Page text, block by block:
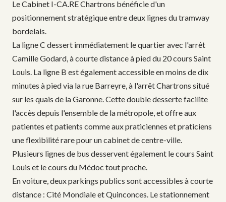
Le Cabinet I-CA.RE Chartrons bénéficie d'un
positionnement stratégique entre deux lignes du tramway
bordelais.
La ligne C dessert immédiatement le quartier avec l'arrêt
Camille Godard, à courte distance à pied du 20 cours Saint
Louis. La ligne B est également accessible en moins de dix
minutes à pied via la rue Barreyre, à l'arrêt Chartrons situé
sur les quais de la Garonne. Cette double desserte facilite
l'accès depuis l'ensemble de la métropole, et offre aux
patientes et patients comme aux praticiennes et praticiens
une flexibilité rare pour un cabinet de centre-ville.
Plusieurs lignes de bus desservent également le cours Saint
Louis et le cours du Médoc tout proche.
En voiture, deux parkings publics sont accessibles à courte
distance : Cité Mondiale et Quinconces. Le stationnement